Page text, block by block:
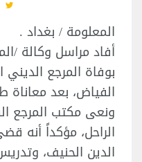
المعلومة / بغداد .
أفاد مراسل وكالة /
بوفاة المرجع
الفياض، بعد
ونعى مكتب المرجع
الراحل، مؤكداً أنه
الدين الحنيف،